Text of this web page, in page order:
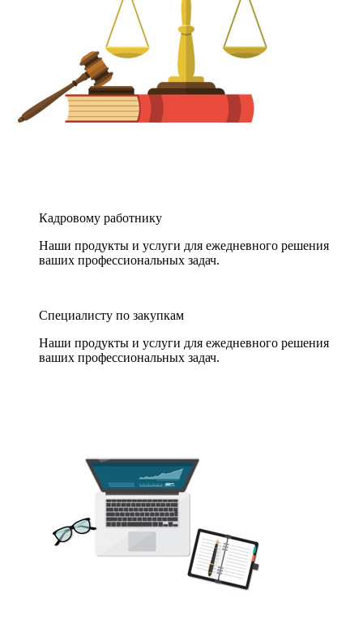
Кадровому работнику
Наши продукты и услуги для ежедневного решения
ваших профессиональных задач.
Специалисту по закупкам
Наши продукты и услуги для ежедневного решения
ваших профессиональных задач.